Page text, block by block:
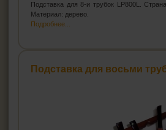
Подставка для 8-и трубок LP800L.
Материал: дерево.
Подробнее...
Подставка для восьми